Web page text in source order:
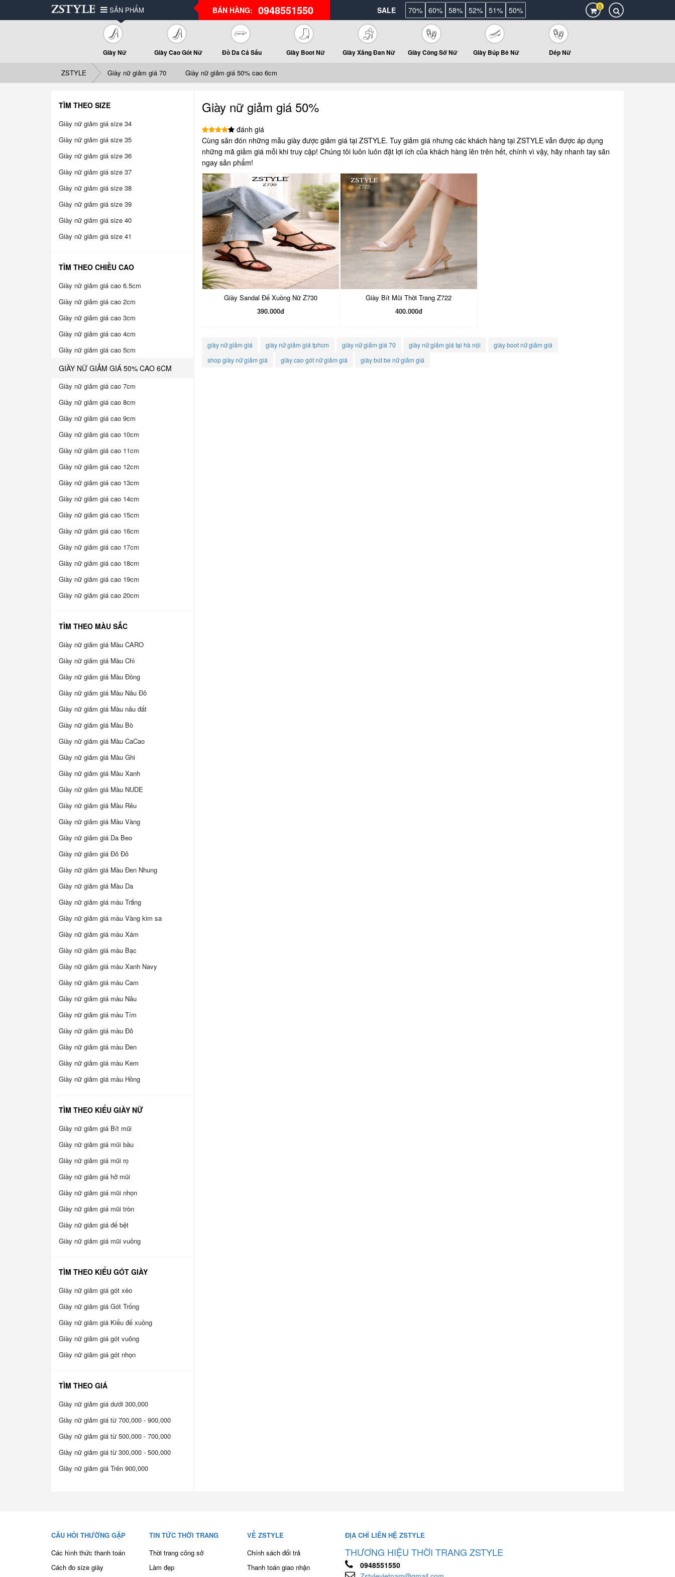
SẢN PHẨM BÁN HÀNG: 0948551550 SALE 70% 60% 58% 52% 51% 50% 0
Giày Nữ Giày Cao Gót Nữ Đồ Da Cá Sấu Giày Boot Nữ Giày Xăng Đan Nữ Giày Công Sở Nữ Giày Búp Bê Nữ Dép Nữ
ZSTYLE Giày nữ giảm giá 70 Giày nữ giảm giá 50% cao 6cm
TÌM THEO SIZE
Giày nữ giảm giá size 34
Giày nữ giảm giá size 35
Giày nữ giảm giá size 36
Giày nữ giảm giá size 37
Giày nữ giảm giá size 38
Giày nữ giảm giá size 39
Giày nữ giảm giá size 40
Giày nữ giảm giá size 41
TÌM THEO CHIỀU CAO
Giày nữ giảm giá cao 6.5cm
Giày nữ giảm giá cao 2cm
Giày nữ giảm giá cao 3cm
Giày nữ giảm giá cao 4cm
Giày nữ giảm giá cao 5cm
GIÀY NỮ GIẢM GIÁ 50% CAO 6CM
Giày nữ giảm giá cao 7cm
Giày nữ giảm giá cao 8cm
Giày nữ giảm giá cao 9cm
Giày nữ giảm giá cao 10cm
Giày nữ giảm giá cao 11cm
Giày nữ giảm giá cao 12cm
Giày nữ giảm giá cao 13cm
Giày nữ giảm giá cao 14cm
Giày nữ giảm giá cao 15cm
Giày nữ giảm giá cao 16cm
Giày nữ giảm giá cao 17cm
Giày nữ giảm giá cao 18cm
Giày nữ giảm giá cao 19cm
Giày nữ giảm giá cao 20cm
TÌM THEO MÀU SẮC
Giày nữ giảm giá Màu CARO
Giày nữ giảm giá Màu Chì
Giày nữ giảm giá Màu Đồng
Giày nữ giảm giá Màu Nâu Đỏ
Giày nữ giảm giá Màu nâu đất
Giày nữ giảm giá Màu Bò
Giày nữ giảm giá Màu CaCao
Giày nữ giảm giá Màu Ghi
Giày nữ giảm giá Màu Xanh
Giày nữ giảm giá Màu NUDE
Giày nữ giảm giá Màu Rêu
Giày nữ giảm giá Màu Vàng
Giày nữ giảm giá Da Beo
Giày nữ giảm giá Đỏ Đô
Giày nữ giảm giá Màu Đen Nhung
Giày nữ giảm giá Màu Da
Giày nữ giảm giá màu Trắng
Giày nữ giảm giá màu Vàng kim sa
Giày nữ giảm giá màu Xám
Giày nữ giảm giá màu Bạc
Giày nữ giảm giá màu Xanh Navy
Giày nữ giảm giá màu Cam
Giày nữ giảm giá màu Nâu
Giày nữ giảm giá màu Tím
Giày nữ giảm giá màu Đỏ
Giày nữ giảm giá màu Đen
Giày nữ giảm giá màu Kem
Giày nữ giảm giá màu Hồng
TÌM THEO KIỂU GIÀY NỮ
Giày nữ giảm giá Bít mũi
Giày nữ giảm giá mũi bầu
Giày nữ giảm giá mũi rọ
Giày nữ giảm giá hở mũi
Giày nữ giảm giá mũi nhọn
Giày nữ giảm giá mũi tròn
Giày nữ giảm giá đế bệt
Giày nữ giảm giá mũi vuông
TÌM THEO KIỂU GÓT GIÀY
Giày nữ giảm giá gót xéo
Giày nữ giảm giá Gót Trống
Giày nữ giảm giá Kiểu đế xuồng
Giày nữ giảm giá gót vuông
Giày nữ giảm giá gót nhọn
TÌM THEO GIÁ
Giày nữ giảm giá dưới 300,000
Giày nữ giảm giá từ 700,000 - 900,000
Giày nữ giảm giá từ 500,000 - 700,000
Giày nữ giảm giá từ 300,000 - 500,000
Giày nữ giảm giá Trên 900,000
Giày nữ giảm giá 50%
đánh giá
Cùng săn đón những mẫu giày được giảm giá tại ZSTYLE. Tuy giảm giá nhưng các khách hàng tại ZSTYLE vẫn được áp dụng
những mã giảm giá mỗi khi truy cập! Chúng tôi luôn luôn đặt lợi ích của khách hàng lên trên hết, chính vì vậy, hãy nhanh tay săn
ngay sản phẩm!
Giày Sandal Đế Xuồng Nữ Z730
390.000đ
Giày Bít Mũi Thời Trang Z722
400.000đ
giày nữ giảm giá giày nữ giảm giá tphcm giày nữ giảm giá 70 giày nữ giảm giá tại hà nội
giày boot nữ giảm giá
shop giày nữ giảm giá
giày cao gót nữ giảm giá giày bút be nữ giảm giá
CÂU HỎI THƯỜNG GẶP
Các hình thức thanh toán
Cách đo size giày
TIN TỨC THỜI TRANG
Thời trang công sở
Làm đẹp
VỀ ZSTYLE
Chính sách đổi trả
Thanh toán giao nhận
ĐỊA CHỈ LIÊN HỆ ZSTYLE
THƯƠNG HIỆU THỜI TRANG ZSTYLE
0948551550